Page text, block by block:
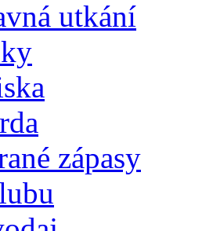
utkání
zápasy